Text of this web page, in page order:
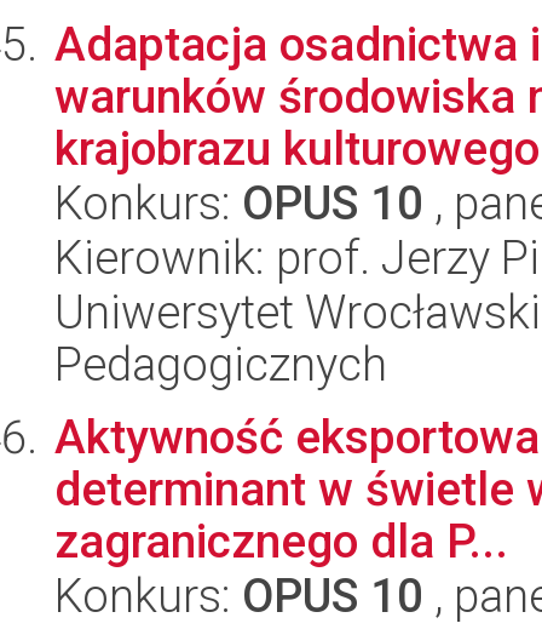
Adaptacja osadnictwa
warunków środowiska
krajobrazu
Konkurs: OPUS 10 ,
Kierownik: prof. Jerzy
Uniwersytet
Pedagogicznych
Aktywność
determinant w świetle
zagranicznego dla P...
Konkurs: OPUS 10 ,